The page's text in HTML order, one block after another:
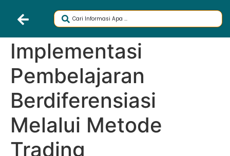
Implementasi
Pembelajaran
Berdiferensiasi
Melalui Metode
Trading